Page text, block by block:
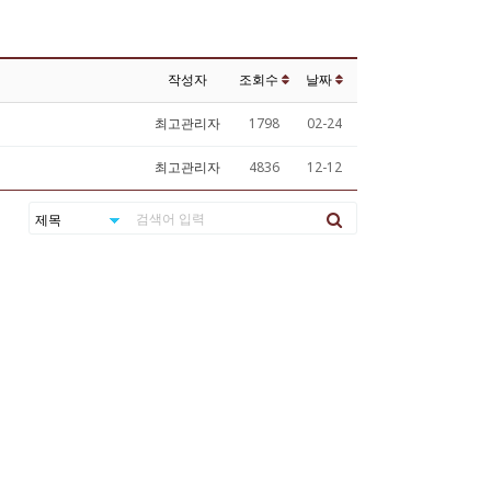
작성자 조회수 날짜
최고관리자 1798 02-24
최고관리자 4836 12-12